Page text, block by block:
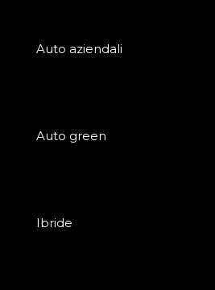
Auto aziendali
Auto green
Ibride